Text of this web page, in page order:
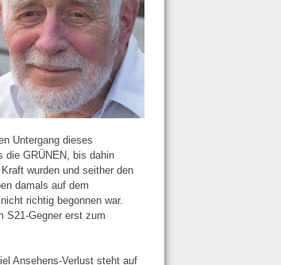
Untergang dieses
die GRÜNEN, bis dahin
wurden und seither den
damals auf dem
richtig begonnen war.
S21-Gegner erst zum
Ansehens-Verlust steht auf